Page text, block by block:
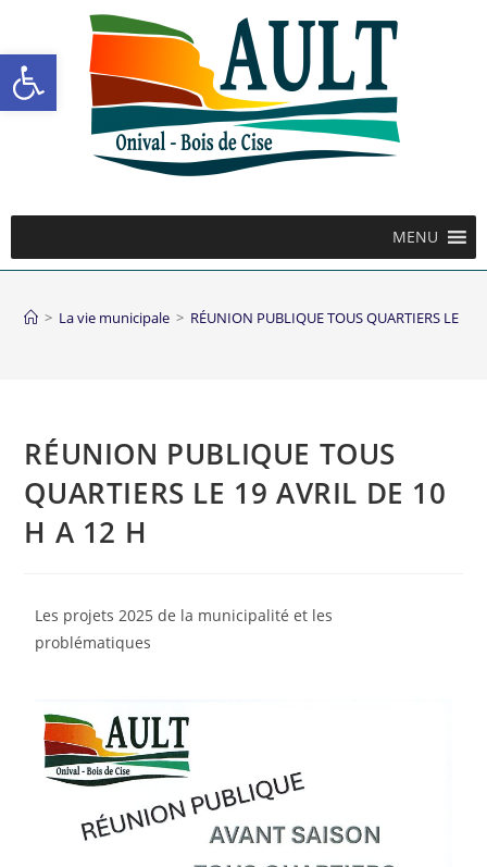
Ouvrir la barre d’outils
MENU
> La vie municipale > RÉUNION PUBLIQUE TOUS QUARTIERS LE 19
RÉUNION PUBLIQUE TOUS
QUARTIERS LE 19 AVRIL DE 10
H A 12 H
Les projets 2025 de la municipalité et les
problématiques